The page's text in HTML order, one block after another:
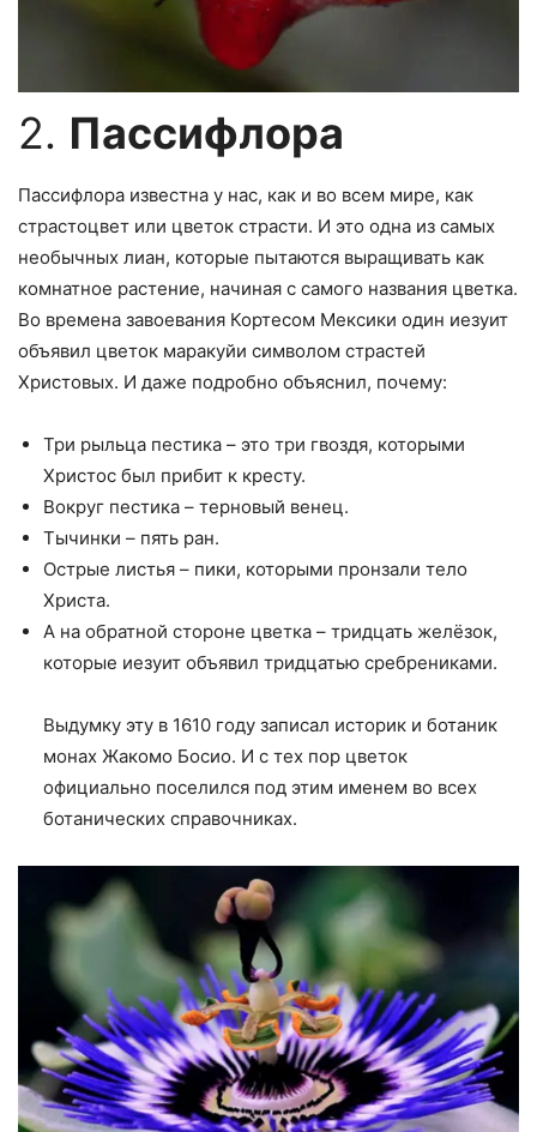
2. Пассифлора
Пассифлора известна у нас, как и во всем мире, как
страстоцвет или цветок страсти. И это одна из самых
необычных лиан, которые пытаются выращивать как
комнатное растение, начиная с самого названия цветка.
Во времена завоевания Кортесом Мексики один иезуит
объявил цветок маракуйи символом страстей
Христовых. И даже подробно объяснил, почему:
Три рыльца пестика – это три гвоздя, которыми
Христос был прибит к кресту.
Вокруг пестика – терновый венец.
Тычинки – пять ран.
Острые листья – пики, которыми пронзали тело
Христа.
А на обратной стороне цветка – тридцать желёзок,
которые иезуит объявил тридцатью сребрениками.
Выдумку эту в 1610 году записал историк и ботаник
монах Жакомо Босио. И с тех пор цветок
официально поселился под этим именем во всех
ботанических справочниках.